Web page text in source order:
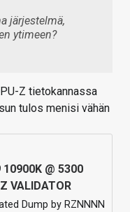
järjestelmä,
ytimeen?
Z tietokannassa
tulos menisi vähän
@ 5300
VALIDATOR
Dump by RZNNNN